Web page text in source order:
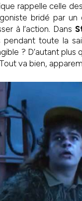
rappelle celle
bridé par un
à l’action. Dans
toute la
? D’autant plus
va bien,